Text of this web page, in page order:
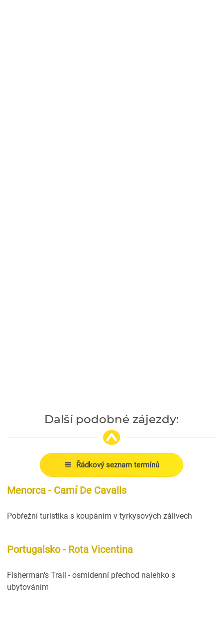
Další podobné zájezdy:
Řádkový seznam termínů
Menorca - Camí De Cavalls
Pobřežní turistika s koupáním v tyrkysových zálivech
Portugalsko - Rota Vicentina
Fisherman's Trail - osmidenní přechod nalehko s
ubytováním